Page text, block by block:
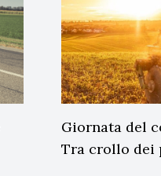
Giornata del
Tra crollo dei